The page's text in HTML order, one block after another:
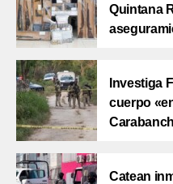
Quintana
Investiga
cuerpo
Catean